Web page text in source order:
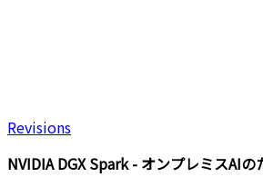
Revisions
NVIDIA DGX Spark - オンプレミスAI